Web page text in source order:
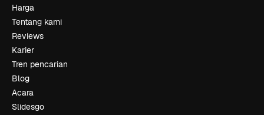
Harga
Tentang kami
Reviews
Karier
Tren pencarian
Blog
Acara
Slidesgo